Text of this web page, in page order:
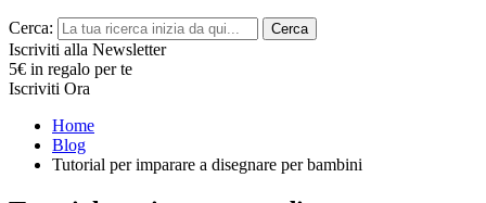
Cerca: Cerca
Iscriviti alla Newsletter
5€ in regalo per te
Iscriviti Ora
Home
Blog
Tutorial per imparare a disegnare per bambini